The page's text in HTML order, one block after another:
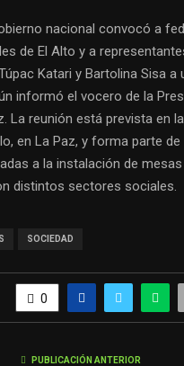
nacional convocó a
de El Alto y a
Katari y Bartolina Sisa a
informó el vocero de la
La reunión está prevista en
en La Paz, y forma parte de
a la instalación de mesas
distintos sectores sociales.
SOCIEDAD
0
PUBLICACIÓN ANTERIOR